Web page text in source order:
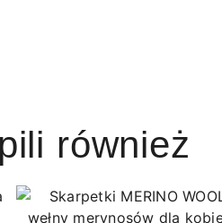
również